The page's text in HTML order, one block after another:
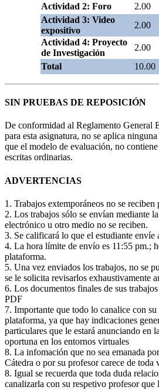
Actividad 2: Foro
2.00
Actividad 3: Video
expositivo
2.00
Actividad 4: Proyecto
de Investigación
2.00
Total
10.00
SIN PRUEBAS DE REPOSICIÓN
De conformidad al Reglamento General
para esta asignatura, no se aplica
que el modelo de evaluación, no
escritas ordinarias.
ADVERTENCIAS
1. Trabajos extemporáneos no se
2. Los trabajos sólo se envían mediante
electrónico u otro medio no se reciben.
3. Se calificará lo que el estudiante envíe
4. La hora límite de envío es 11:55 pm.;
plataforma.
5. Una vez enviados los trabajos, no se
se le solicita revisarlos exhaustivamente
6. Los documentos finales de sus
PDF
7. Importante que todo lo canalice con
plataforma, ya que hay indicaciones
particulares que le estará anunciando en
oportuna en los entornos virtuales
8. La infomación que no sea emanada
Cátedra o por su profesor carece de
8. Igual se recuerda que toda duda
canalizarla con su respetivo profesor que